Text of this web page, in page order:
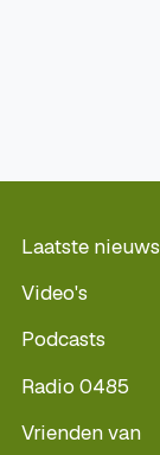
Laatste nieuws
Video's
Podcasts
Radio 0485
Vrienden van